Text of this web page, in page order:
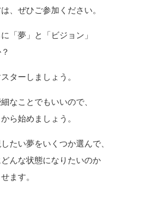
、ぜひご参加ください。
「夢」と「ビジョン」
ターしましょう。
なことでもいいので、
ら始めましょう。
たい夢をいくつか選んで、
んな状態になりたいのか
ます。